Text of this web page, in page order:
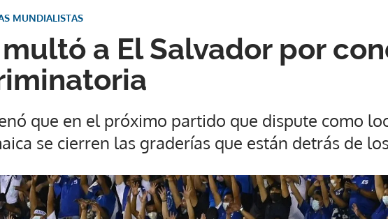
multó a El Salvador por
MUNDIALISTAS
que en el próximo partido que dispute como
se cierren las graderías que están detrás de